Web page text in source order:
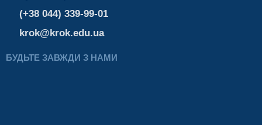
(+38 044) 339-99-01
krok@krok.edu.ua
БУДЬТЕ ЗАВЖДИ З НАМИ